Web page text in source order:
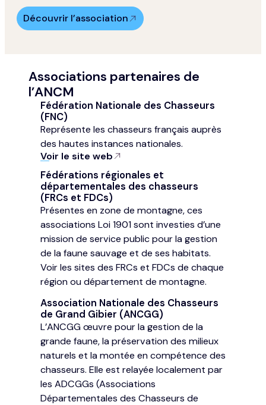
Découvrir l’association
Associations partenaires de
l’ANCM
Fédération Nationale des Chasseurs
(FNC)
Représente les chasseurs français auprès
des hautes instances nationales.
Voir le site web
Fédérations régionales et
départementales des chasseurs
(FRCs et FDCs)
Présentes en zone de montagne, ces
associations Loi 1901 sont investies d’une
mission de service public pour la gestion
de la faune sauvage et de ses habitats.
Voir les sites des FRCs et FDCs de chaque
région ou département de montagne.
Association Nationale des Chasseurs
de Grand Gibier (ANCGG)
L’ANCGG œuvre pour la gestion de la
grande faune, la préservation des milieux
naturels et la montée en compétence des
chasseurs. Elle est relayée localement par
les ADCGGs (Associations
Départementales des Chasseurs de